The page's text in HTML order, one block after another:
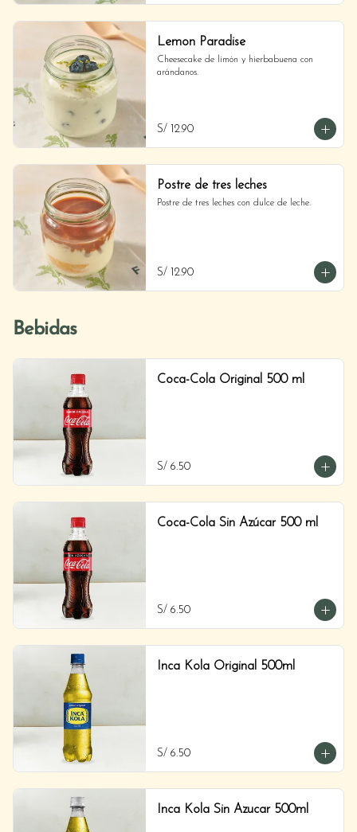
Lemon Paradise
Cheesecake de limón y hierbabuena con
arándanos.
S/ 12.90
Postre de tres leches
Postre de tres leches con dulce de leche.
S/ 12.90
Bebidas
Coca-Cola Original 500 ml
S/ 6.50
Coca-Cola Sin Azúcar 500 ml
S/ 6.50
Inca Kola Original 500ml
S/ 6.50
Inca Kola Sin Azucar 500ml